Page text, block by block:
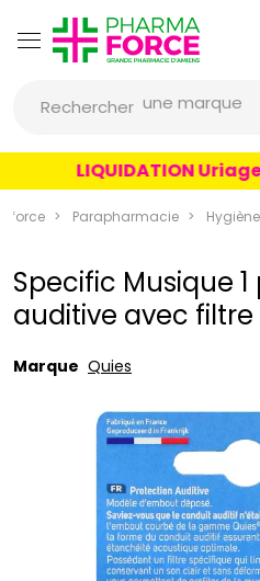
Rechercher
un produit
une marque
LIQUIDATION
Parapharmacie Hygiène
Specific Musique
auditive avec filtre
Marque Quies